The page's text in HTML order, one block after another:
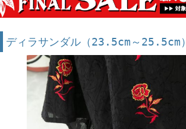
ディラサンダル（23.5cm～25.5cm）